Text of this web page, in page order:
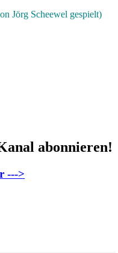
Jörg Scheewel gespielt)
abonnieren!
--->